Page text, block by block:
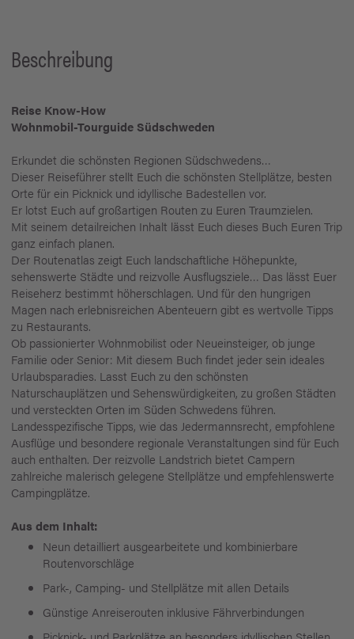
Beschreibung
Reise Know-How
Wohnmobil-Tourguide Südschweden
Erkundet die schönsten Regionen Südschwedens…
Dieser Reiseführer stellt Euch die schönsten Stellplätze, besten
Orte für ein Picknick und idyllische Badestellen vor.
Er lotst Euch auf großartigen Routen zu Euren Traumzielen.
Mit seinem detailreichen Inhalt lässt Euch dieses Buch Euren Trip
ganz einfach planen.
Der Routenatlas zeigt Euch landschaftliche Höhepunkte,
sehenswerte Städte und reizvolle Ausflugsziele… Das lässt Euer
Reiseherz bestimmt höherschlagen. Und für den hungrigen
Magen nach erlebnisreichen Abenteuern gibt es wertvolle Tipps
zu Restaurants.
Ob passionierter Wohnmobilist oder Neueinsteiger, ob junge
Familie oder Senior: Mit diesem Buch findet jeder sein ideales
Urlaubsparadies. Lasst Euch zu den schönsten
Naturschauplätzen und Sehenswürdigkeiten, zu großen Städten
und versteckten Orten im Süden Schwedens führen.
Landesspezifische Tipps, wie das Jedermannsrecht, empfohlene
Ausflüge und besondere regionale Veranstaltungen sind für Euch
auch enthalten. Der reizvolle Landstrich bietet Campern
zahlreiche malerisch gelegene Stellplätze und empfehlenswerte
Campingplätze.
Aus dem Inhalt:
Neun detailliert ausgearbeitete und kombinierbare
Routenvorschläge
Park-, Camping- und Stellplätze mit allen Details
Günstige Anreiserouten inklusive Fährverbindungen